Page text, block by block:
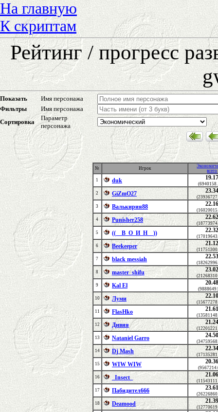
На главную
К скриптам
Рейтинг / прогресс
Показать
Имя персонажа
Фильтры
Имя персонажа
Сортировка
Параметр
персонажа
№ Игрок
всего
1
duk
2
GiZmO27
3
Валькирия88
4
Punisher258
5
((__В_О_И_Н__))
6
Beekeeper
7
black messiah
8
master_shifu
9
Kal El
10
Луми
11
FlasHko
12
Дивия
13
Nataniel Garro
14
Dj Mash
15
WIW WIW
16
_Insect_
17
Пабидител666
18
Deamood